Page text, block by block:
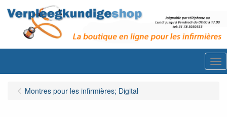
Montres pour les infirmières; Digital